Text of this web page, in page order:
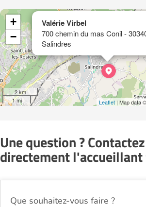
Valérie Virbel
700 chemin du mas Conil -
Salindres
+
−
2 km
1 mi
Leaflet | Map data ©
Une question ? Contactez
directement
Que souhaitez-vous faire ?